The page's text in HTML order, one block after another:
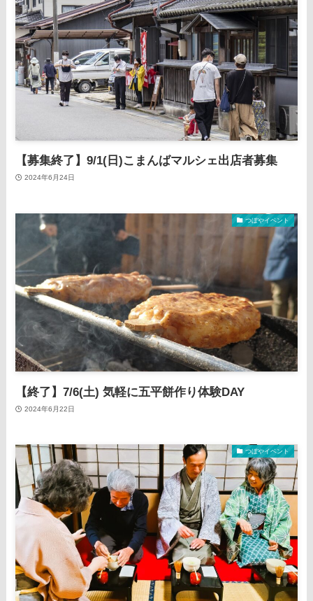
【募集終了】9/1(日)こまんばマルシェ出店者募集
2024年6月24日
つぼやイベント
【終了】7/6(土) 気軽に五平餅作り体験DAY
2024年6月22日
つぼやイベント